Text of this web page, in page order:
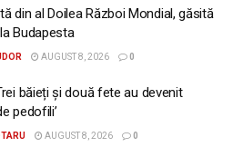
din al Doilea Război Mondial, găsită
Budapesta
AUGUST 8, 2026 0
băieți și două fete au devenit
pedofili’
AUGUST 8, 2026 0